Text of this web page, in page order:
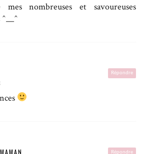
nombreuses et savoureuses
Répondre
Répondre